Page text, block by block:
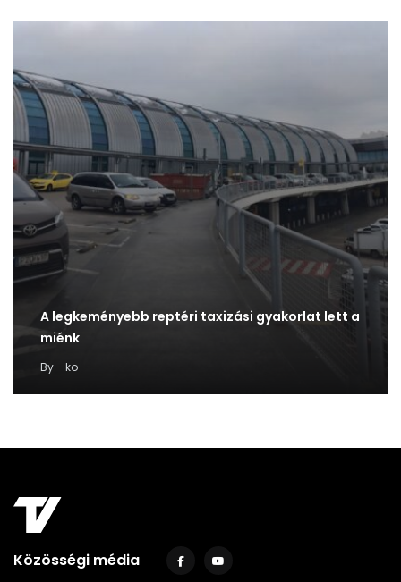
A legkeményebb reptéri taxizási gyakorlat lett a
miénk
By -ko
Közösségi média